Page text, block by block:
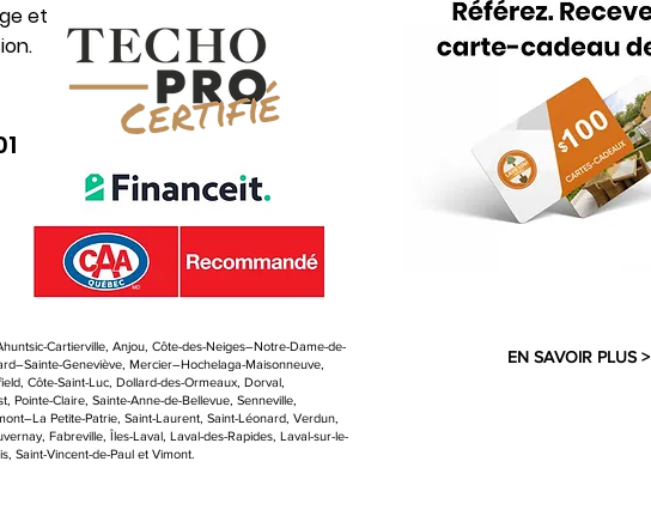
et
Cartierville, Anjou, Côte-des-Neiges–Notre-Dame-de-
Geneviève, Mercier–Hochelaga-Maisonneuve,
Côte-Saint-Luc, Dollard-des-Ormeaux, Dorval,
Claire, Sainte-Anne-de-Bellevue, Senneville,
Petite-Patrie, Saint-Laurent, Saint-Léonard, Verdun,
Fabreville, Îles-Laval, Laval-des-Rapides, Laval-sur-le-
Saint-Vincent-de-Paul et Vimont.
EN SAVOIR PLUS >